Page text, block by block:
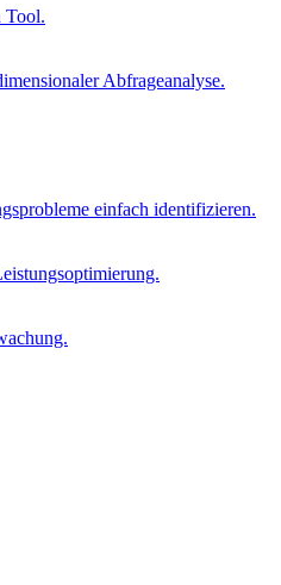
Tool.
Abfrageanalyse.
einfach identifizieren.